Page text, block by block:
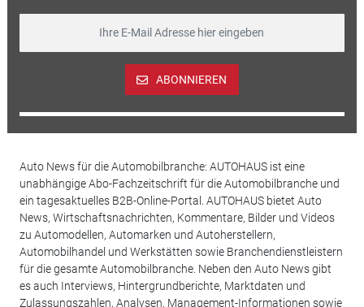
ABONNIEREN
Auto News für die Automobilbranche: AUTOHAUS ist eine
unabhängige Abo-Fachzeitschrift für die Automobilbranche und
ein tagesaktuelles B2B-Online-Portal. AUTOHAUS bietet Auto
News, Wirtschaftsnachrichten, Kommentare, Bilder und Videos
zu Automodellen, Automarken und Autoherstellern,
Automobilhandel und Werkstätten sowie Branchendienstleistern
für die gesamte Automobilbranche. Neben den Auto News gibt
es auch Interviews, Hintergrundberichte, Marktdaten und
Zulassungszahlen, Analysen, Management-Informationen sowie